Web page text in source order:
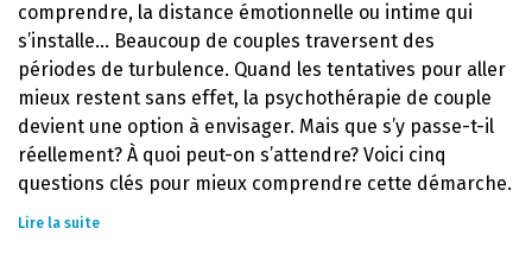
comprendre, la distance émotionnelle ou intime qui
s’installe… Beaucoup de couples traversent des
périodes de turbulence. Quand les tentatives pour aller
mieux restent sans effet, la psychothérapie de couple
devient une option à envisager. Mais que s’y passe-t-il
réellement? À quoi peut-on s’attendre? Voici cinq
questions clés pour mieux comprendre cette démarche.
Lire la suite